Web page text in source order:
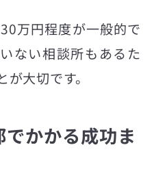
万円程度が一般的で
ない相談所もあるた
大切です。
かかる成功ま